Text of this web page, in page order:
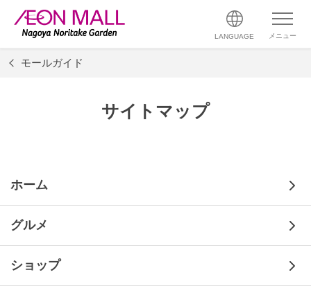
LANGUAGE メニュー
モールガイド
サイトマップ
ホーム
グルメ
ショップ